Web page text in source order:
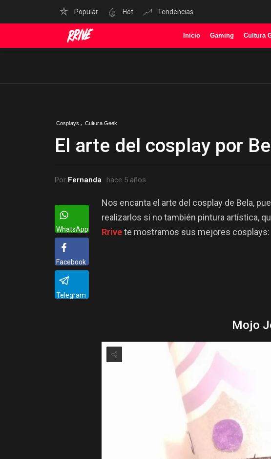
Popular Hot Tendencias
Inicio Gaming Cultura
Cosplays , Cultura Geek
El arte del cosplay por
Por Fernanda hace 5 años
Nos encanta el arte del cosplay de Bela,
realizarlos si no también pintura artística,
Rrivete mostramos sus mejores cosplays:
Mojo
WhatsApp
Facebook
Telegram